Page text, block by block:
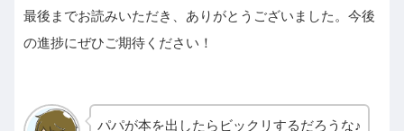
最後までお読みいただき、ありがとうございました。今後
の進捗にぜひご期待ください！
パパが本を出したらビックリするだろうな♪